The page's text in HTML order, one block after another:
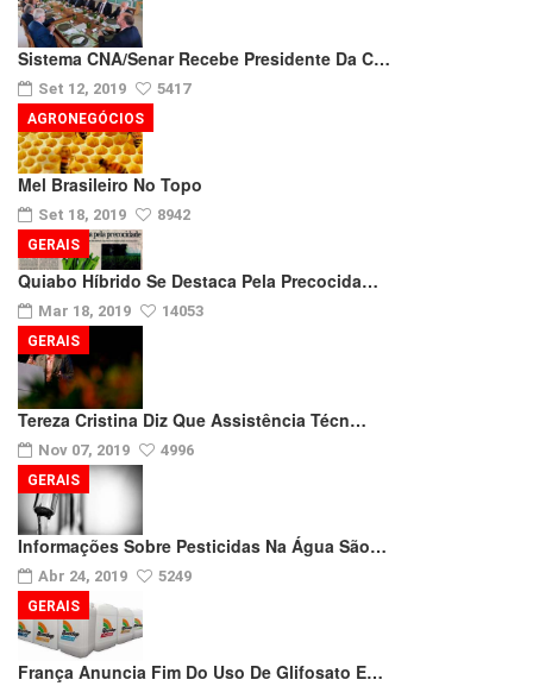
Sistema CNA/Senar Recebe Presidente Da C…
Set 12, 2019 5417
Mel Brasileiro No Topo
Set 18, 2019 8942
AGRONEGÓCIOS
Quiabo Híbrido Se Destaca Pela Precocida…
Mar 18, 2019 14053
GERAIS
Tereza Cristina Diz Que Assistência Técn…
Nov 07, 2019 4996
GERAIS
Informações Sobre Pesticidas Na Água São…
Abr 24, 2019 5249
GERAIS
França Anuncia Fim Do Uso De Glifosato E…
GERAIS